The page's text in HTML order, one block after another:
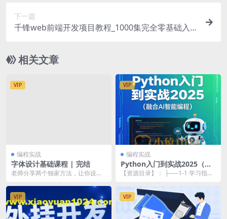
下一篇
千锋web前端开发项目教程_1000集完全零基础入
相关文章
VIP
编程实战
字体设计基础课程 | 完结
老师分享两个独家方法，让你设计
+个人创作经验=少走...
VIP
编程实战
Python入门到实战2025（融
合AI智能编程）
【资源目录】： ├──1-1 学习指引
VIP VIP